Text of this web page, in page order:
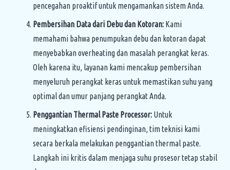
pencegahan proaktif untuk mengamankan sistem Anda.
Pembersihan Data dari Debu dan Kotoran: Kami
memahami bahwa penumpukan debu dan kotoran dapat
menyebabkan overheating dan masalah perangkat keras.
Oleh karena itu, layanan kami mencakup pembersihan
menyeluruh perangkat keras untuk memastikan suhu yang
optimal dan umur panjang perangkat Anda.
Penggantian Thermal Paste Processor: Untuk
meningkatkan efisiensi pendinginan, tim teknisi kami
secara berkala melakukan penggantian thermal paste.
Langkah ini kritis dalam menjaga suhu prosesor tetap stabil